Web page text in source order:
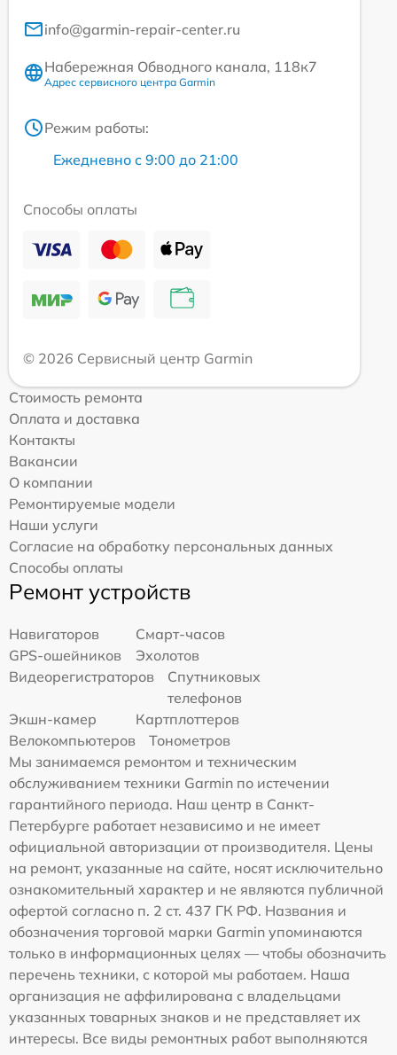
info@garmin-repair-center.ru
Набережная Обводного канала, 118к7
Адрес сервисного центра Garmin
Режим работы:
Ежедневно с 9:00 до 21:00
Способы оплаты
© 2026 Сервисный центр Garmin
Стоимость ремонта
Оплата и доставка
Контакты
Вакансии
О компании
Ремонтируемые модели
Наши услуги
Согласие на обработку персональных данных
Способы оплаты
Ремонт устройств
Навигаторов
Смарт-часов
GPS-ошейников
Эхолотов
Видеорегистраторов
Спутниковых
телефонов
Экшн-камер
Картплоттеров
Велокомпьютеров
Тонометров
Мы занимаемся ремонтом и техническим
обслуживанием техники Garmin по истечении
гарантийного периода. Наш центр в Санкт-
Петербурге работает независимо и не имеет
официальной авторизации от производителя. Цены
на ремонт, указанные на сайте, носят исключительно
ознакомительный характер и не являются публичной
офертой согласно п. 2 ст. 437 ГК РФ. Названия и
обозначения торговой марки Garmin упоминаются
только в информационных целях — чтобы обозначить
перечень техники, с которой мы работаем. Наша
организация не аффилирована с владельцами
указанных товарных знаков и не представляет их
интересы. Все виды ремонтных работ выполняются